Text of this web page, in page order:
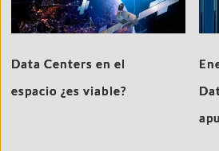
Data Centers en el
espacio ¿es viable?